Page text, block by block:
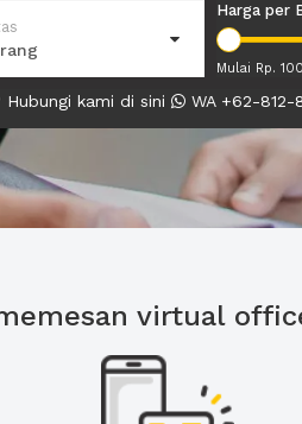
Harga per
Mulai Rp.
kami di sini WA +62-812-
virtual